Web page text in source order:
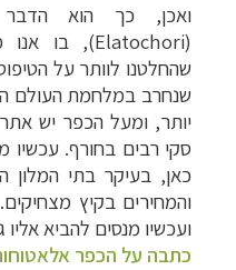
ואכן, כך הוא
(
Elatochori), בו אנו
שהחלטנו לוותר על
שנחרב במלחמת העולם
יותר, ומעל הכפר יש
סקי רבים בחורף.
כאן, בעיקר בתי המלון
והמחירים בקיץ
ועכשיו מנסים להביא אליו
כתבה על הכפר